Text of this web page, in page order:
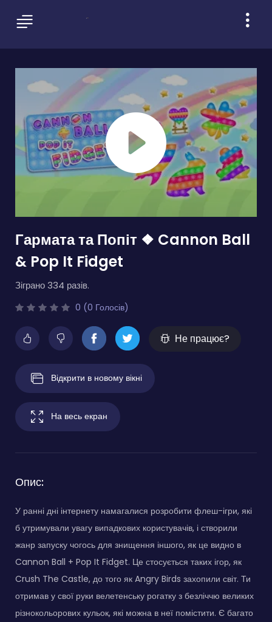
Гармата та Попіт ❖ Cannon Ball
& Pop It Fidget
Зіграно 334 разів.
0 (0 Голосів)
Не працює?
Відкрити в новому вікні
На весь екран
Опис:
У ранні дні інтернету намагалися розробити флеш-ігри, які
б утримували увагу випадкових користувачів, і створили
жанр запуску чогось для знищення іншого, як це видно в
Cannon Ball + Pop It Fidget. Це стосується таких ігор, як
Crush The Castle, до того як Angry Birds захопили світ. Ти
отримав у свої руки велетенську рогатку з безліччю великих
різнокольорових кульок, які можна в неї помістити. Є багато